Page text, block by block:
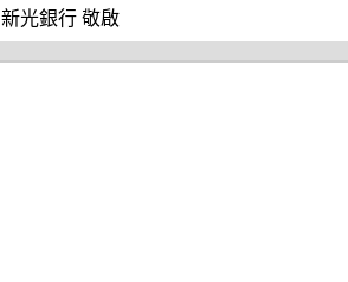
新光銀行 敬啟